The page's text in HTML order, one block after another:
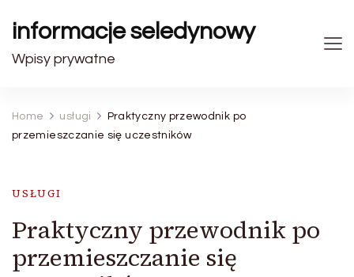
informacje seledynowy
Wpisy prywatne
Home usługi
Praktyczny przewodnik po
przemieszczanie się uczestników
USŁUGI
Praktyczny przewodnik po
przemieszczanie się